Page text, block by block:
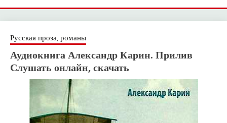
Русская проза, романы
Аудиокнига Александр Карин. Прилив
Слушать онлайн, скачать